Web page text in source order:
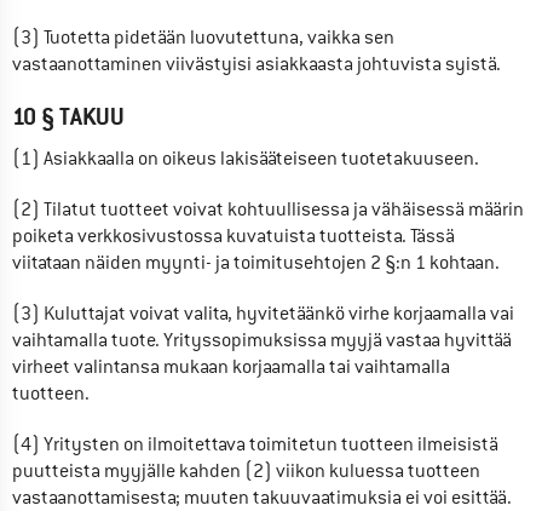
(3) Tuotetta pidetään luovutettuna, vaikka sen
vastaanottaminen viivästyisi asiakkaasta johtuvista syistä.
10 § TAKUU
(1) Asiakkaalla on oikeus lakisääteiseen tuotetakuuseen.
(2) Tilatut tuotteet voivat kohtuullisessa ja vähäisessä määrin
poiketa verkkosivustossa kuvatuista tuotteista. Tässä
viitataan näiden myynti- ja toimitusehtojen 2 §:n 1 kohtaan.
(3) Kuluttajat voivat valita, hyvitetäänkö virhe korjaamalla vai
vaihtamalla tuote. Yrityssopimuksissa myyjä vastaa hyvittää
virheet valintansa mukaan korjaamalla tai vaihtamalla
tuotteen.
(4) Yritysten on ilmoitettava toimitetun tuotteen ilmeisistä
puutteista myyjälle kahden (2) viikon kuluessa tuotteen
vastaanottamisesta; muuten takuuvaatimuksia ei voi esittää.